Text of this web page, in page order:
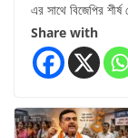
এর সাথে বিজেপির
Share with